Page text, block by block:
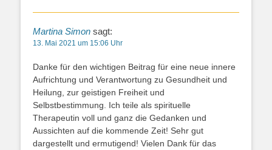
Martina Simon sagt:
13. Mai 2021 um 15:06 Uhr
Danke für den wichtigen Beitrag für eine neue innere
Aufrichtung und Verantwortung zu Gesundheit und
Heilung, zur geistigen Freiheit und
Selbstbestimmung. Ich teile als spirituelle
Therapeutin voll und ganz die Gedanken und
Aussichten auf die kommende Zeit! Sehr gut
dargestellt und ermutigend! Vielen Dank für das